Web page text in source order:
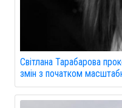
Світлана Тарабарова
змін з початком